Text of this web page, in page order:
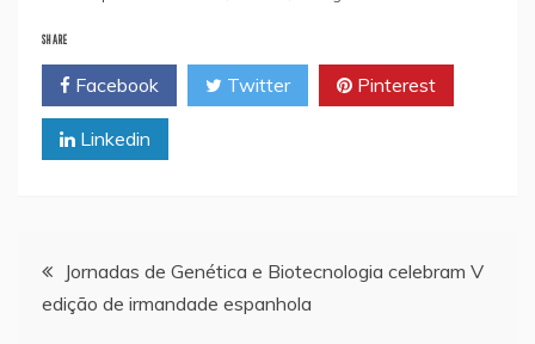
SHARE
Facebook Twitter Pinterest
Linkedin
Navegação
Jornadas de Genética e Biotecnologia celebram V
edição de irmandade espanhola